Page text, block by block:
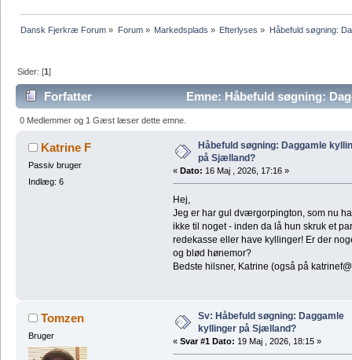
Dansk Fjerkræ Forum » Forum» Markedsplads » Efterlyses » Håbefuld søgning:
Sider: [1]
Forfatter
Emne: Håbefuld søgning:
46757 gange)
0 Medlemmer og 1 Gæst læser dette emne.
Katrine F
Passiv bruger
Indlæg: 6
Håbefuld søgning: Daggamle
på Sjælland?
« Dato: 16 Maj , 2026, 17:16 »
Hej,
Jeg er har gul dværgorpington, som nu
ikke til noget - inden da lå hun skruk et
redekasse eller have kyllinger! Er der
og blød hønemor?
Bedste hilsner, Katrine (også på
Tomzen
Bruger
Sv: Håbefuld søgning: Daggamle
kyllinger på Sjælland?
« Svar #1 Dato: 19 Maj , 2026, 18:15 »